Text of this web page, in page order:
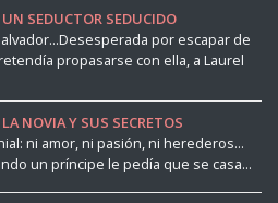
SEDUCTOR SEDUCIDO
por escapar de
propasarse con ella, a Laurel
NOVIA Y SUS SECRETOS
ni amor, ni pasión, ni herederos...
un príncipe le pedía que se casa...